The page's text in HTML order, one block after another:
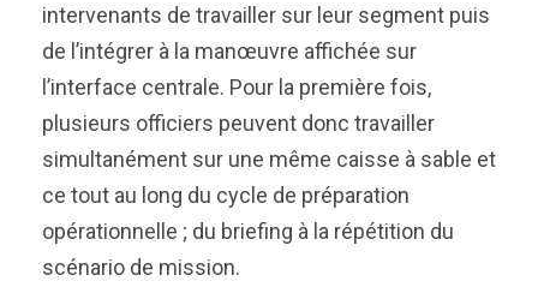
intervenants de travailler sur leur segment puis
de l’intégrer à la manœuvre affichée sur
l’interface centrale. Pour la première fois,
plusieurs officiers peuvent donc travailler
simultanément sur une même caisse à sable et
ce tout au long du cycle de préparation
opérationnelle ; du briefing à la répétition du
scénario de mission.